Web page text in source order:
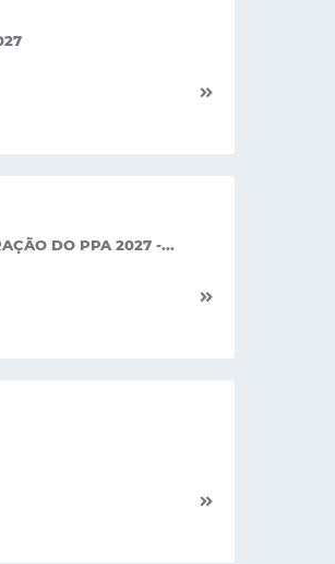
DO PPA 2027 -...